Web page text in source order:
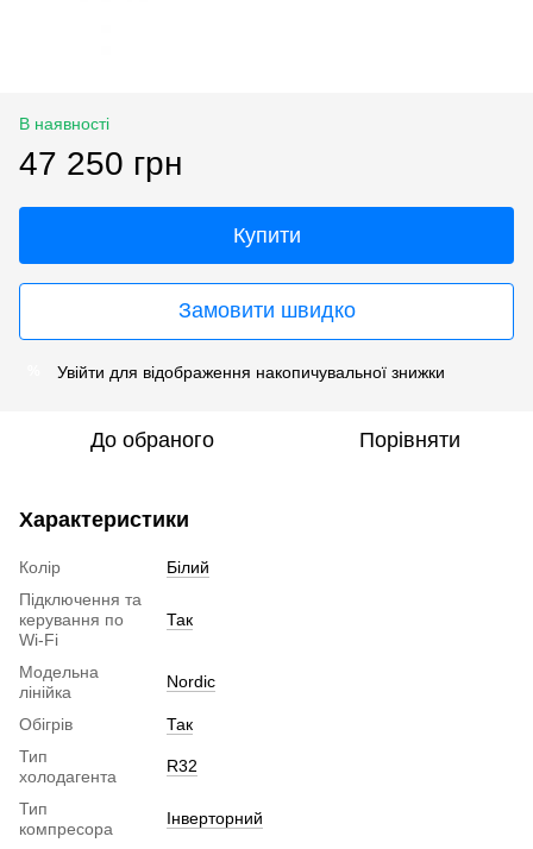
В наявності
47 250 грн
Купити
Замовити швидко
Увійти для відображення накопичувальної знижки
До обраного Порівняти
Характеристики
Колір
Білий
Підключення та
керування по
Wi-Fi
Так
Модельна
лінійка
Nordic
Обігрів
Так
Тип
холодагента
R32
Тип
компресора
Інверторний